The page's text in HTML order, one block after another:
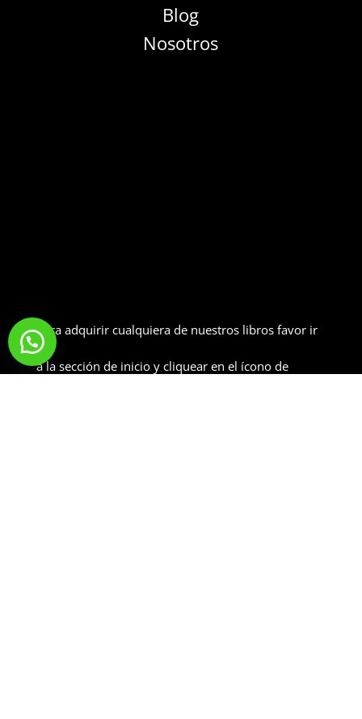
Blog
Nosotros
Para adquirir cualquiera de nuestros libros favor ir
a la sección de inicio y cliquear en el ícono de